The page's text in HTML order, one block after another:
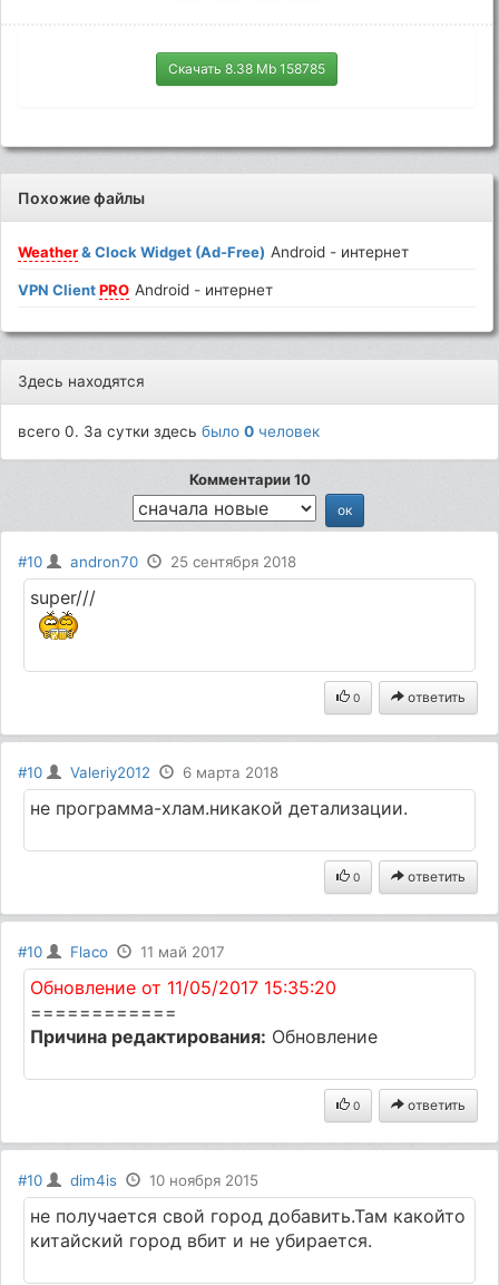
Скачать 8.38 Mb 158785
Похожие файлы
Weather& Clock Widget (Ad-Free) Android - интернет
VPN ClientPRO Android - интернет
Здесь находятся
всего 0. За сутки здесьбыло0 человек
Комментарии 10
#10 andron70 25 сентября 2018
super///
0 ответить
#10 Valeriy2012 6 марта 2018
не программа-хлам.никакой детализации.
0 ответить
#10 Flaco 11 май 2017
Обновление от 11/05/2017 15:35:20
============
Причина редактирования: Обновление
0 ответить
#10 dim4is 10 ноября 2015
не получается свой город добавить.Там какойто
китайский город вбит и не убирается.